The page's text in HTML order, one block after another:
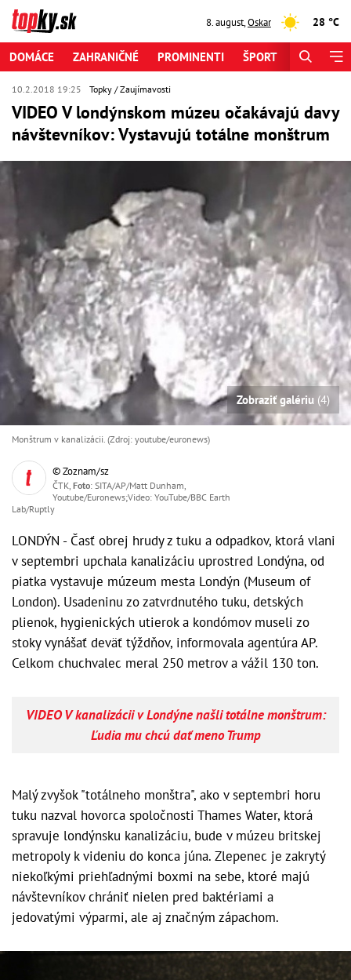
8. august,Oskar 28 °C
DOMÁCE ZAHRANIČNÉ PROMINENTI ŠPORT
10.2.2018 19:25 Topky Zaujímavosti
VIDEO V londýnskom múzeu očakávajú davy
návštevníkov: Vystavujú totálne monštrum
Zobraziť galériu (4)
Monštrum v kanalizácii. (Zdroj: youtube/euronews)
© Zoznam/sz
ČTK, Foto: SITA/AP/Matt Dunham,
Youtube/Euronews;Video: YouTube/BBC Earth
Lab/Ruptly
LONDÝN - Časť obrej hrudy z tuku a odpadkov, ktorá vlani
v septembri upchala kanalizáciu uprostred Londýna, od
piatka vystavuje múzeum mesta Londýn (Museum of
London). Usadeninu zo zatvrdnutého tuku, detských
plienok, hygienických utierok a kondómov museli zo
stoky vynášať deväť týždňov, informovala agentúra AP.
Celkom chuchvalec meral 250 metrov a vážil 130 ton.
VIDEO V kanalizácii v Londýne našli totálne monštrum:
Ľudia mu chcú dať meno Trump
Malý zvyšok "totálneho monštra", ako v septembri horu
tuku nazval hovorca spoločnosti Thames Water, ktorá
spravuje londýnsku kanalizáciu, bude v múzeu britskej
metropoly k videniu do konca júna. Zlepenec je zakrytý
niekoľkými priehľadnými boxmi na sebe, ktoré majú
návštevníkov chrániť nielen pred baktériami a
jedovatými výparmi, ale aj značným zápachom.